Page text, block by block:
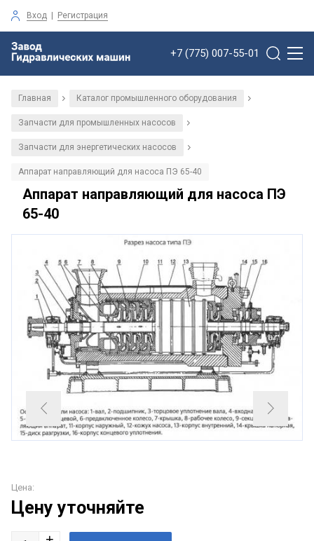
Вход | Регистрация
+7 (775) 007-55-01
Главная / Каталог промышленного оборудования /
Запчасти для промышленных насосов /
Запчасти для энергетических насосов /
Аппарат направляющий для насоса ПЭ 65-40
Аппарат направляющий для насоса ПЭ
65-40
Цена:
Цену уточняйте